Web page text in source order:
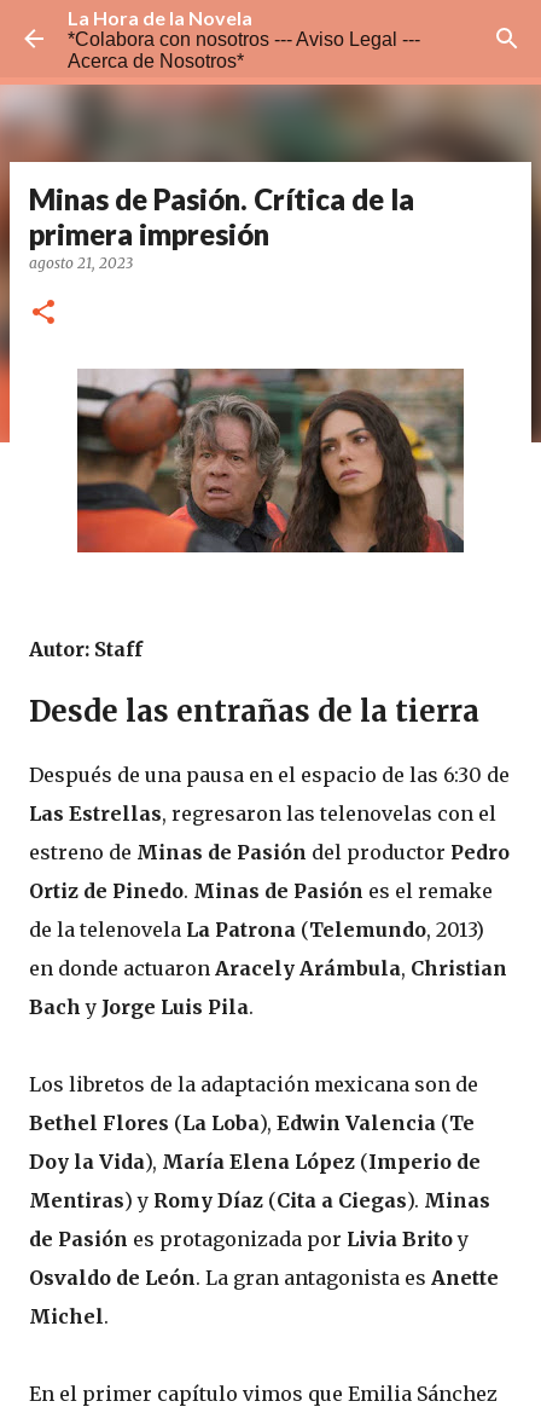
Ir al contenido principal
La Hora de la Novela
*Colabora con nosotros ---Aviso Legal ---
Acerca de Nosotros*
Minas de Pasión. Crítica de la
primera impresión
agosto 21, 2023
Autor: Staff
Desde las entrañas de la tierra
Después de una pausa en el espacio de las 6:30 de
Las Estrellas, regresaron las telenovelas con el
estreno de Minas de Pasión del productor Pedro
Ortiz de Pinedo. Minas de Pasión es el remake
de la telenovela La Patrona (Telemundo, 2013)
en donde actuaron Aracely Arámbula, Christian
Bach y Jorge Luis Pila.
Los libretos de la adaptación mexicana son de
Bethel Flores (La Loba), Edwin Valencia (Te
Doy la Vida), María Elena López (Imperio de
Mentiras) y Romy Díaz (Cita a Ciegas). Minas
de Pasión es protagonizada por Livia Britoy
Osvaldo de León. La gran antagonista es Anette
Michel.
En el primer capítulo vimos que Emilia Sánchez